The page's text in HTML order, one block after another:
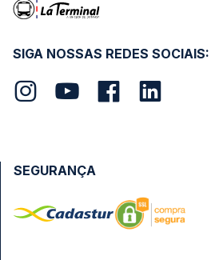
SIGA NOSSAS REDES SOCIAIS:
SEGURANÇA